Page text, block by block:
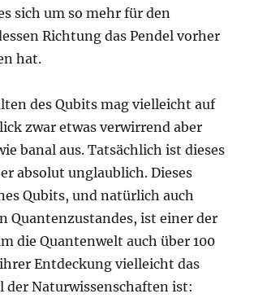
sich um so mehr für den
Richtung das Pendel vorher
hat.
des Qubits mag vielleicht auf
zwar etwas verwirrend aber
banal aus. Tatsächlich ist dieses
absolut unglaublich. Dieses
Qubits, und natürlich auch
Quantenzustandes, ist einer der
die Quantenwelt auch über 100
Entdeckung vielleicht das
der Naturwissenschaften ist: